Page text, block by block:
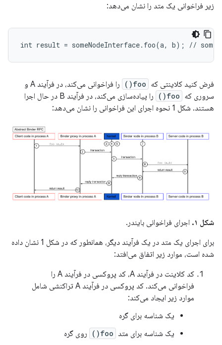
زیر فراخوانی یک متد را نشان می‌دهد:
فرض کنید کلاینتی که foo()
را فراخوانی می‌کند، در فرآیند A و
سروری که foo()
را پیاده‌سازی می‌کند، در فرآیند B در حال اجرا
هستند. شکل 1 نحوه اجرای این فراخوانی را نشان می‌دهد:
شکل ۱.
اجرای فراخوانی بایندر.
برای اجرای یک متد در یک فرآیند دیگر، همانطور که در شکل 1 نشان داده
شده است، موارد زیر اتفاق می‌افتد:
کد کلاینت در فرآیند A، کد پروکسی در فرآیند A را
فراخوانی می‌کند. کد پروکسی در فرآیند A تراکنشی شامل
موارد زیر ایجاد می‌کند:
یک شناسه برای گره
یک شناسه برای متد foo() روی گره